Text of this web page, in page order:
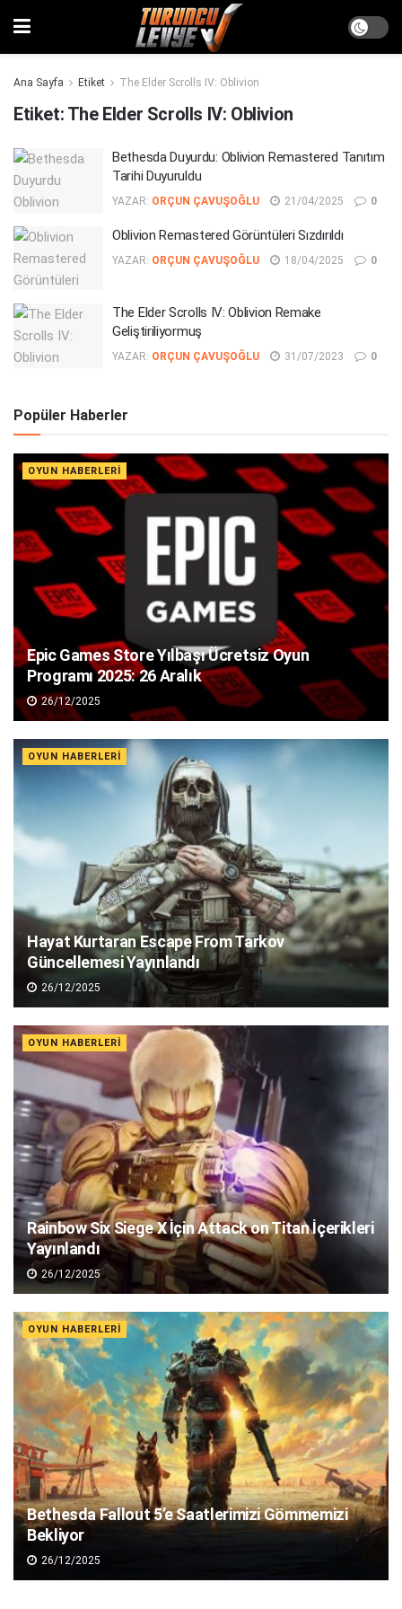
Ana Sayfa Etiket The Elder Scrolls IV: Oblivion
Etiket: The Elder Scrolls IV: Oblivion
Bethesda Duyurdu: Oblivion Remastered Tanıtım
Tarihi Duyuruldu
YAZAR: ORÇUN ÇAVUŞOĞLU 21/04/2025 0
Oblivion Remastered Görüntüleri Sızdırıldı
YAZAR: ORÇUN ÇAVUŞOĞLU 18/04/2025 0
The Elder Scrolls IV: Oblivion Remake
Geliştiriliyormuş
YAZAR: ORÇUN ÇAVUŞOĞLU 31/07/2023 0
Popüler Haberler
OYUN HABERLERI
Epic Games Store Yılbaşı Ücretsiz Oyun
Programı 2025: 26 Aralık
26/12/2025
OYUN HABERLERI
Hayat Kurtaran Escape From Tarkov
Güncellemesi Yayınlandı
26/12/2025
OYUN HABERLERI
Rainbow Six Siege X İçin Attack on Titan İçerikleri
Yayınlandı
26/12/2025
OYUN HABERLERI
Bethesda Fallout 5’e Saatlerimizi Gömmemizi
Bekliyor
26/12/2025